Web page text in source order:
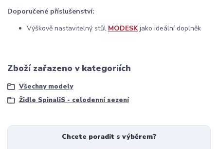
Doporučené příslušenství:
Výškově nastavitelný stůl MODESKjako ideální doplněk
Zboží zařazeno v kategoriích
Všechny modely
Židle SpinaliS - celodenní sezení
Chcete poradit s výběrem?